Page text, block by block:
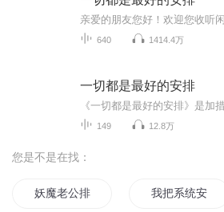
640 1414.4万
一切都是最好的安排
149 12.8万
您是不是在找：
妖魔老公排排站 我把系统安排了